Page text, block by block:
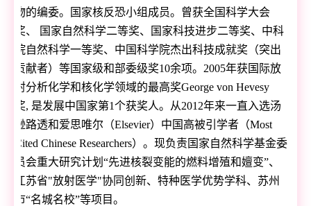
物的编委。国家核反恐小组成员。曾获全国科学大会
奖、 国家自然科学二等奖、国家科技进步二等奖、中科
院自然科学一等奖、中国科学院杰出科技成就奖（突出
贡献者）等国家级和部委级奖10余项。 2005年获国际放
射分析化学和核化学领域的最高奖George von Hevesy
奖, 是发展中国家第1个获奖人。从2012年来一直入选汤
逊路透和爱思唯尔（Elsevier）中国高被引学者（Most
Cited Chinese Researchers）。现负责国家自然科学基金委
员会重大研究计划“先进核裂变能的燃料增殖和嬗变”、
江苏省"放射医学"协同创新、特种医学优势学科、苏州
市“名城名校”等项目。